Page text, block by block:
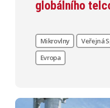
globálního
Mikrovlny Veřejná
Evropa